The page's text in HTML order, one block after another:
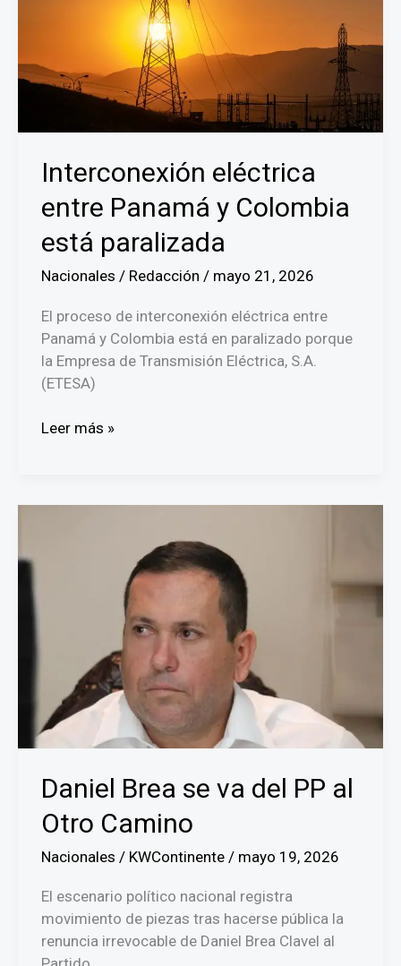
Interconexión eléctrica
entre Panamá y Colombia
está paralizada
Nacionales / Redacción / mayo 21, 2026
El proceso de interconexión eléctrica entre
Panamá y Colombia está en paralizado porque
la Empresa de Transmisión Eléctrica, S.A.
(ETESA)
Interconexión
Leer más »
Daniel Brea se va del PP al
Otro Camino
Nacionales / KWContinente / mayo 19, 2026
El escenario político nacional registra
movimiento de piezas tras hacerse pública la
renuncia irrevocable de Daniel Brea Clavel al